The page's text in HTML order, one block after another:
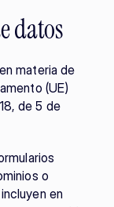
datos
materia de
(UE)
de 5 de
o
en